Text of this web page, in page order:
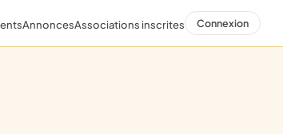
AnnoncesAssociations inscrites Connexion